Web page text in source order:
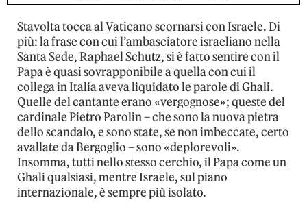
Stavolta tocca al Vaticano scornarsi con Israele. Di
più: la frase con cui l’ambasciatore israeliano nella
Santa Sede, Raphael Schutz, si è fatto sentire con il
Papa è quasi sovrapponibile a quella con cui il
collega in Italia aveva liquidato le parole di Ghali.
Quelle del cantante erano «vergognose»; queste del
cardinale Pietro Parolin – che sono la nuova pietra
dello scandalo, e sono state, se non imbeccate, certo
avallate da Bergoglio – sono «deplorevoli».
Insomma, tutti nello stesso cerchio, il Papa come un
Ghali qualsiasi, mentre Israele, sul piano
internazionale, è sempre più isolato.